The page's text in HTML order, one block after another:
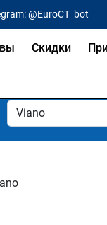
@EuroCT_bot
Скидки